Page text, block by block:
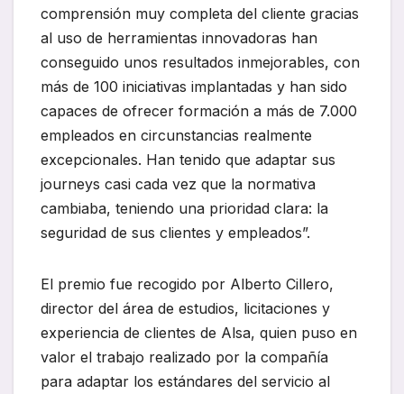
comprensión muy completa del cliente gracias
al uso de herramientas innovadoras han
conseguido unos resultados inmejorables, con
más de 100 iniciativas implantadas y han sido
capaces de ofrecer formación a más de 7.000
empleados en circunstancias realmente
excepcionales. Han tenido que adaptar sus
journeys casi cada vez que la normativa
cambiaba, teniendo una prioridad clara: la
seguridad de sus clientes y empleados”.
El premio fue recogido por Alberto Cillero,
director del área de estudios, licitaciones y
experiencia de clientes de Alsa, quien puso en
valor el trabajo realizado por la compañía
para adaptar los estándares del servicio al